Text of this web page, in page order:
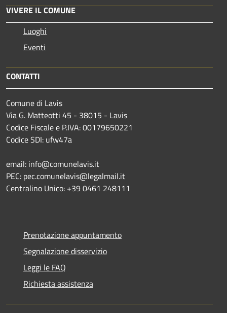
VIVERE IL COMUNE
Luoghi
Eventi
CONTATTI
Comune di Lavis
Via G. Matteotti 45 - 38015 - Lavis
Codice Fiscale e P.IVA: 00179650221
Codice SDI: ufw47a
email: info@comunelavis.it
PEC: pec.comunelavis@legalmail.it
Centralino Unico: +39 0461 248111
Prenotazione appuntamento
Segnalazione disservizio
Leggi le FAQ
Richiesta assistenza